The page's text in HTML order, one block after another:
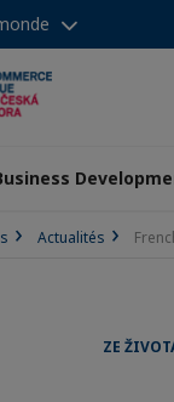
Actualités
ZE